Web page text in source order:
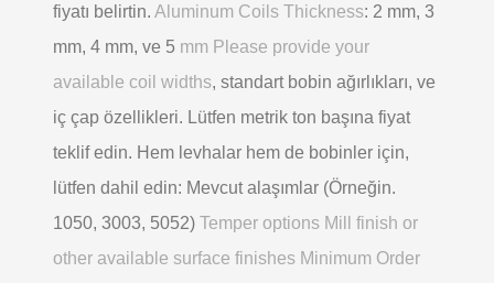
fiyatı belirtin. Aluminum Coils Thickness: 2 mm, 3
mm, 4 mm, ve 5 mm Please provide your
available coil widths, standart bobin ağırlıkları, ve
iç çap özellikleri. Lütfen metrik ton başına fiyat
teklif edin. Hem levhalar hem de bobinler için,
lütfen dahil edin: Mevcut alaşımlar (Örneğin.
1050, 3003, 5052) Temper options Mill finish or
other available surface finishes Minimum Order